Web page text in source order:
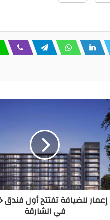
للضيافة تفتتح أول
في الشارقة